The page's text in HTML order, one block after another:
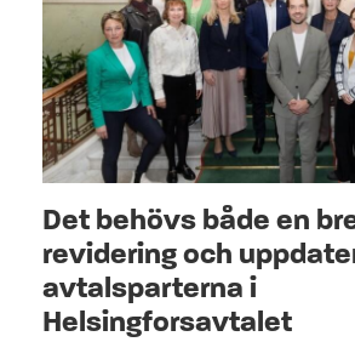
Det behövs både en
revidering och
avtalsparterna i
Helsingforsavtalet